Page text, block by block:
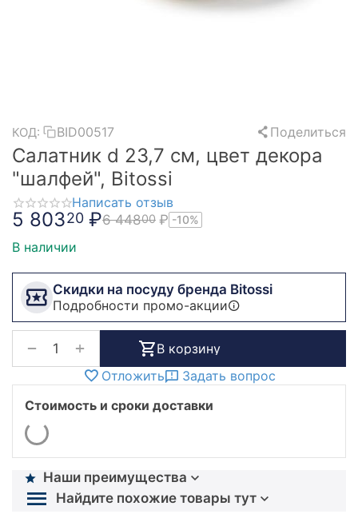
КОД: BID00517 Поделиться
Салатник d 23,7 см, цвет декора
"шалфей", Bitossi
Написать отзыв
5 80320 ₽6 44800 ₽ -10%
В наличии
Скидки на посуду бренда Bitossi
Подробности промо-акции
+
−
В корзину
Отложить
Задать вопрос
Стоимость и сроки доставки
Наши преимущества
Найдите похожие товары тут